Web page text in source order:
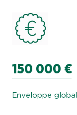
150 000 €
Enveloppe